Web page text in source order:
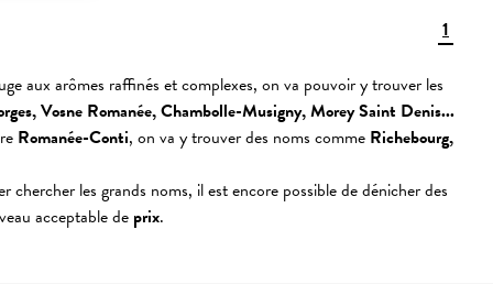
1
aux arômes raffinés et complexes, on va pouvoir y trouver les
Vosne Romanée, Chambolle-Musigny, Morey Saint Denis...
Romanée-Conti, on va y trouver des noms comme Richebourg,
les grands noms, il est encore possible de dénicher des
acceptable de prix.